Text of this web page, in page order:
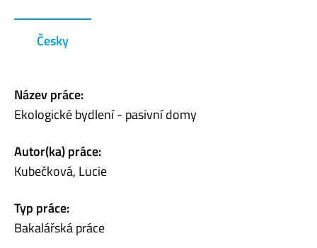
Česky
Název práce:
Ekologické bydlení - pasivní domy
Autor(ka) práce:
Kubečková, Lucie
Typ práce:
Bakalářská práce